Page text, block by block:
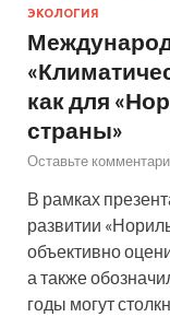
ЭКОЛОГИЯ
как для
страны»
Оставьте
В рамках
развитии
объективно
а также
годы могут